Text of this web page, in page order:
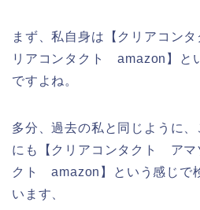
まず、私自身は【クリアコン
リアコンタクト amazon】と
ですよね。
多分、過去の私と同じように
にも【クリアコンタクト アマ
クト amazon】という感じで
います、